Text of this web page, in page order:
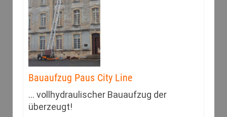
Bauaufzug Paus City Line
... vollhydraulischer Bauaufzug der
überzeugt!